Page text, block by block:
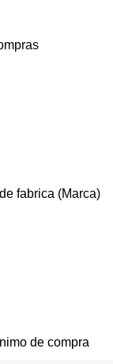
fabrica (Marca)
de compra